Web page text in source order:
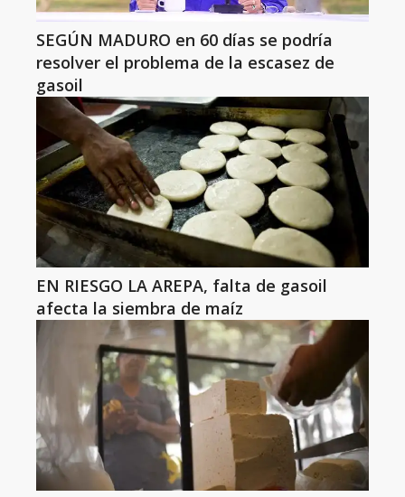
SEGÚN MADURO en 60 días se podría
resolver el problema de la escasez de
gasoil
EN RIESGO LA AREPA, falta de gasoil
afecta la siembra de maíz